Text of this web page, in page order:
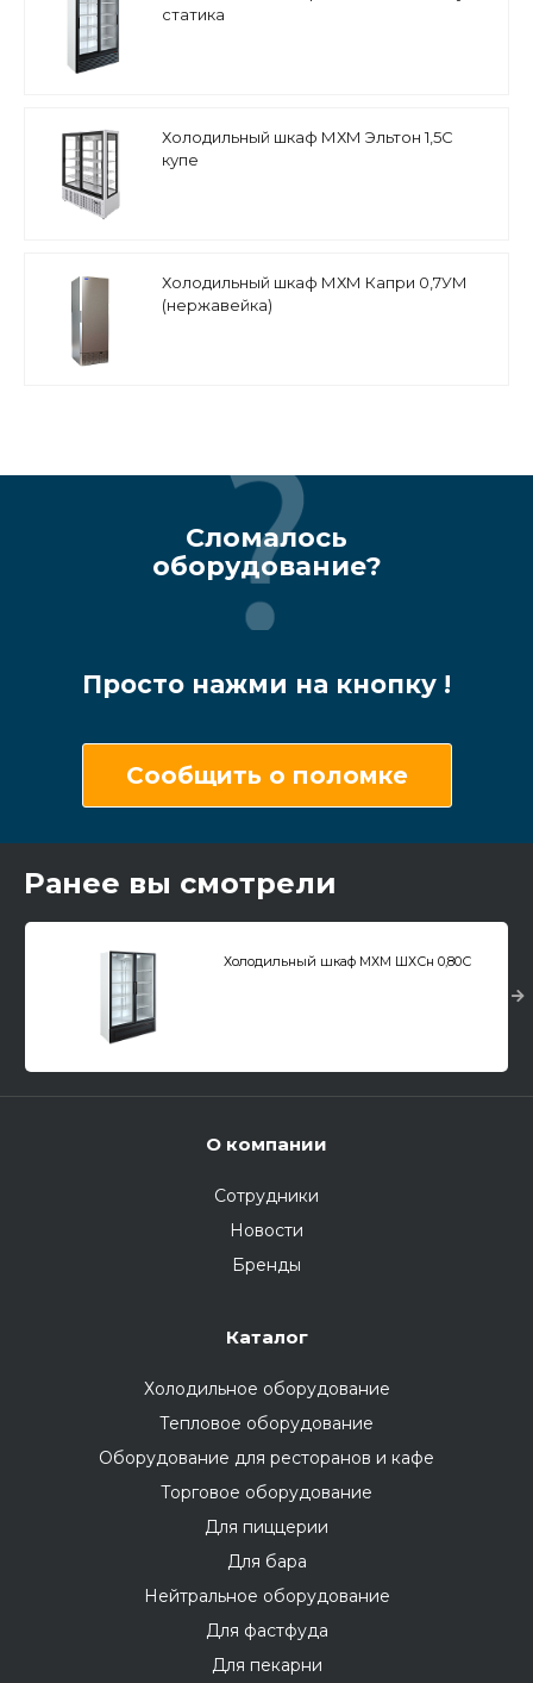
статика
Холодильный шкаф МХМ Эльтон 1,5С
купе
Холодильный шкаф МХМ Капри 0,7УМ
(нержавейка)
Сломалось
оборудование?
Просто нажми на кнопку !
Сообщить о поломке
Ранее вы смотрели
Холодильный шкаф МХМ ШХСн 0,80С
О компании
Сотрудники
Новости
Бренды
Каталог
Холодильное оборудование
Тепловое оборудование
Оборудование для ресторанов и кафе
Торговое оборудование
Для пиццерии
Для бара
Нейтральное оборудование
Для фастфуда
Для пекарни